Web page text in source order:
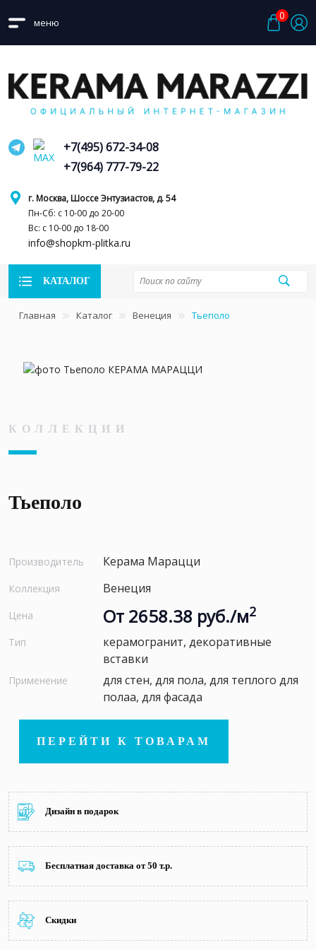
меню
0
г. Москва, Шоссе Энтузиастов, д. 54
Пн-Сб: с 10-00 до 20-00
Вс: с 10-00 до 18-00
info@shopkm-plitka.ru
+7(495) 672-34-08
+7(964) 777-79-22
КАТАЛОГ
Главная Каталог Венеция Тьеполо
КОЛЛЕКЦИИ
Тьеполо
Производитель Керама Марацци
Коллекция Венеция
Цена От 2658.38 руб./м2
Тип
керамогранит, декоративные
вставки
Применение
для стен, для пола, для теплого для
полаа, для фасада
ПЕРЕЙТИ К ТОВАРАМ
Дизайн в подарок
Бесплатная доставка от 50 т.р.
Скидки